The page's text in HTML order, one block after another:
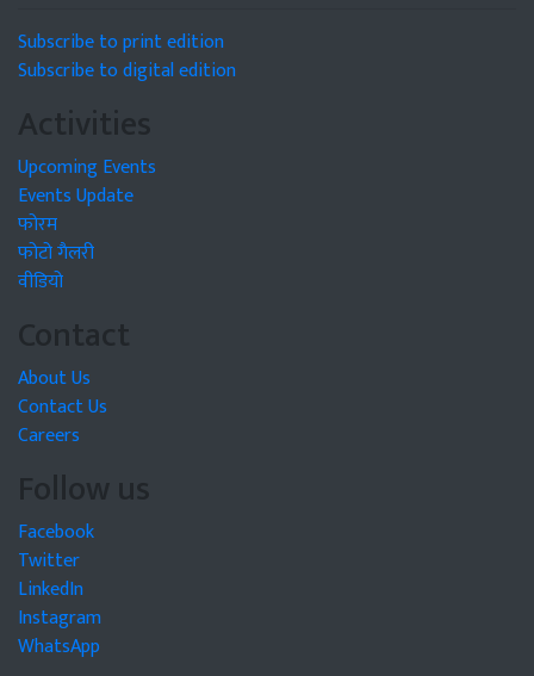
Subscribe to print edition
Subscribe to digital edition
Activities
Upcoming Events
Events Update
फोरम
फोटो गैलरी
वीडियो
Contact
About Us
Contact Us
Careers
Follow us
Facebook
Twitter
LinkedIn
Instagram
WhatsApp